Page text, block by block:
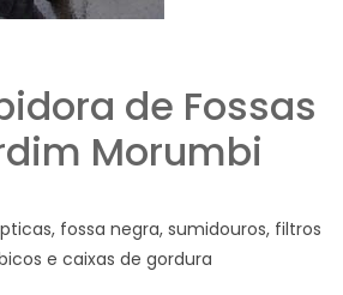
de Fossas
Morumbi
fossa negra, sumidouros, filtros
e caixas de gordura